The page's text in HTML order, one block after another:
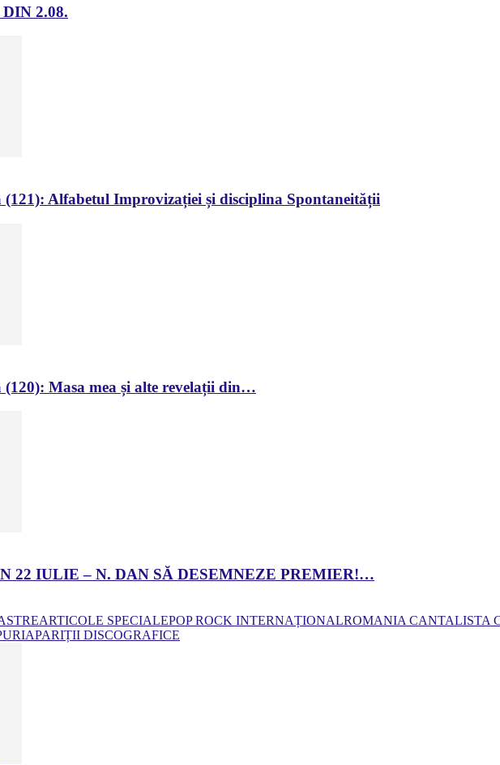
2.08.
Alfabetul Improvizației și disciplina Spontaneității
Masa mea și alte revelații din…
22 IULIE – N. DAN SĂ DESEMNEZE PREMIER!…
ARTICOLE SPECIALEPOP ROCK INTERNAȚIONALROMANIA CANTALISTA
APARIȚII DISCOGRAFICE